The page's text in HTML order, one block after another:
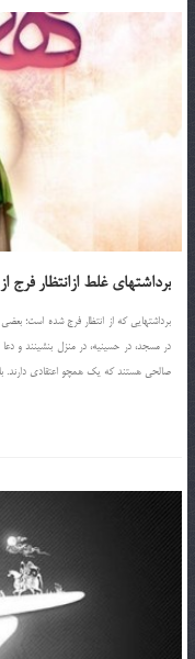
برداشتهای غلط ازانتظار فرج
برداشتهایی که از انتظار فرج شده است؛
در مسجد، در حسینیه، در منزل بنشینند و دعا
صالحی هستند که یک همچو اعتقادی دارند.